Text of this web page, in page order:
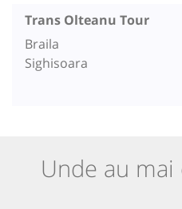
Trans Olteanu Tour
Braila
Sighisoara
Unde au